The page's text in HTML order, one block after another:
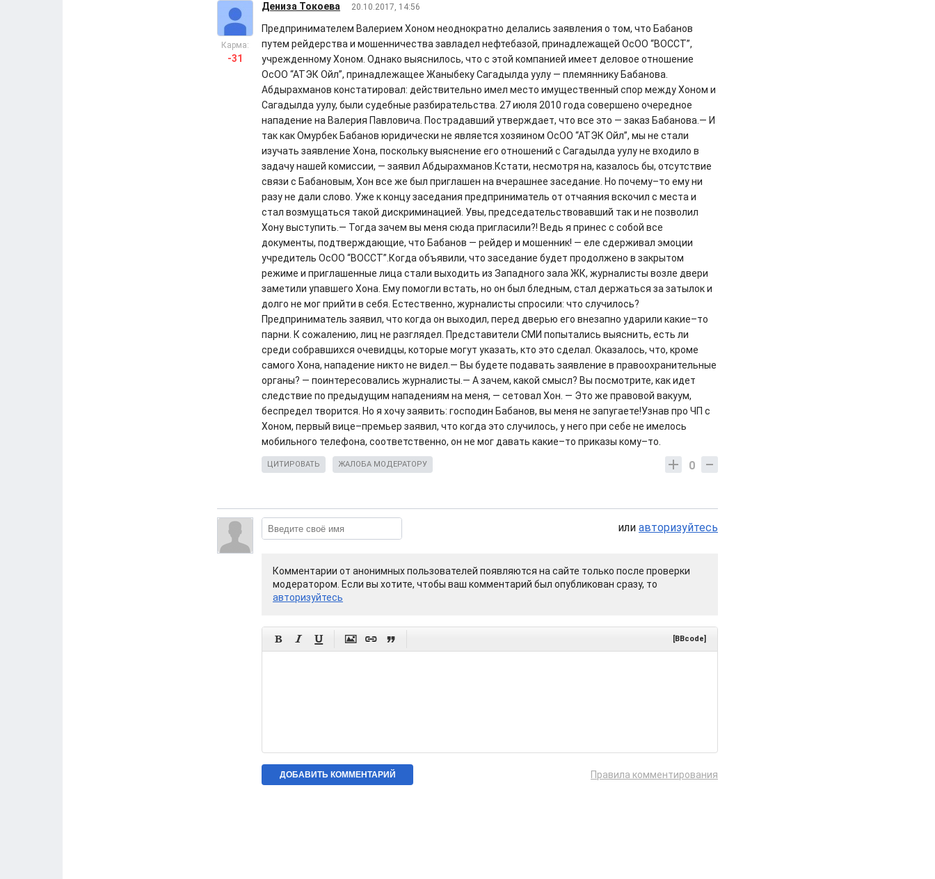
Дениза Токоева 20.10.2017, 14:56
Карма:
-31
Предпринимателем Валерием Хоном неоднократно делались заявления о том, что Бабанов
путем рейдерства и мошенничества завладел нефтебазой, принадлежащей ОсОО “ВОССТ”,
учрежденному Хоном. Однако выяснилось, что с этой компанией имеет деловое отношение
ОсОО “АТЭК Ойл”, принадлежащее Жаныбеку Сагадылда уулу — племяннику Бабанова.
Абдырахманов констатировал: действительно имел место имущественный спор между Хоном и
Сагадылда уулу, были судебные разбирательства. 27 июля 2010 года совершено очередное
нападение на Валерия Павловича. Пострадавший утверждает, что все это — заказ Бабанова.— И
так как Омурбек Бабанов юридически не является хозяином ОсОО “АТЭК Ойл”, мы не стали
изучать заявление Хона, поскольку выяснение его отношений с Сагадылда уулу не входило в
задачу нашей комиссии, — заявил Абдырахманов.Кстати, несмотря на, казалось бы, отсутствие
связи с Бабановым, Хон все же был приглашен на вчерашнее заседание. Но почему–то ему ни
разу не дали слово. Уже к концу заседания предприниматель от отчаяния вскочил с места и
стал возмущаться такой дискриминацией. Увы, председательствовавший так и не позволил
Хону выступить.— Тогда зачем вы меня сюда пригласили?! Ведь я принес с собой все
документы, подтверждающие, что Бабанов — рейдер и мошенник! — еле сдерживал эмоции
учредитель ОсОО “ВОССТ”.Когда объявили, что заседание будет продолжено в закрытом
режиме и приглашенные лица стали выходить из Западного зала ЖК, журналисты возле двери
заметили упавшего Хона. Ему помогли встать, но он был бледным, стал держаться за затылок и
долго не мог прийти в себя. Естественно, журналисты спросили: что случилось?
Предприниматель заявил, что когда он выходил, перед дверью его внезапно ударили какие–то
парни. К сожалению, лиц не разглядел. Представители СМИ попытались выяснить, есть ли
среди собравшихся очевидцы, которые могут указать, кто это сделал. Оказалось, что, кроме
самого Хона, нападение никто не видел.— Вы будете подавать заявление в правоохранительные
органы? — поинтересовались журналисты.— А зачем, какой смысл? Вы посмотрите, как идет
следствие по предыдущим нападениям на меня, — сетовал Хон. — Это же правовой вакуум,
беспредел творится. Но я хочу заявить: господин Бабанов, вы меня не запугаете!Узнав про ЧП с
Хоном, первый вице–премьер заявил, что когда это случилось, у него при себе не имелось
мобильного телефона, соответственно, он не мог давать какие–то приказы кому–то.
0
ЦИТИРОВАТЬ ЖАЛОБА МОДЕРАТОРУ
или авторизуйтесь
Комментарии от анонимных пользователей появляются на сайте только после проверки
модератором. Если вы хотите, чтобы ваш комментарий был опубликован сразу, то
авторизуйтесь
      [BBcode]
Правила комментирования